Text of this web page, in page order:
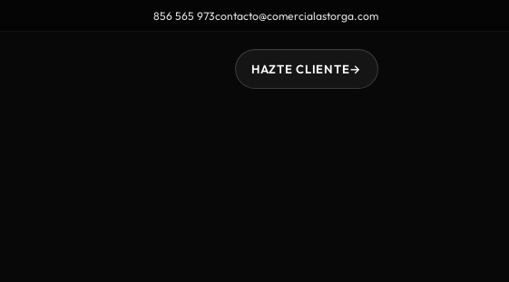
856 565 973contacto@comercialastorga.com
HAZTE CLIENTE→